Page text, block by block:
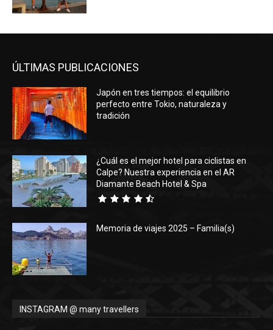
ÚLTIMAS PUBLICACIONES
Japón en tres tiempos: el equilibrio
perfecto entre Tokio, naturaleza y
tradición
¿Cuál es el mejor hotel para ciclistas en
Calpe? Nuestra experiencia en el AR
Diamante Beach Hotel & Spa
Memoria de viajes 2025 – Familia(s)
INSTAGRAM @ many travellers